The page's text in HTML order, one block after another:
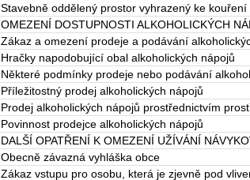
Stavebně oddělený prostor vyhrazený ke kouření
OMEZENÍ DOSTUPNOSTI ALKOHOLICKÝCH
Zákaz a omezení prodeje a podávání
Hračky napodobující obal alkoholických nápojů
Některé podmínky prodeje nebo podávání
Příležitostný prodej alkoholických nápojů
Prodej alkoholických nápojů prostřednictvím
Povinnost prodejce alkoholických nápojů
DALŠÍ OPATŘENÍ K OMEZENÍ UŽÍVÁNÍ
Obecně závazná vyhláška obce
Zákaz vstupu pro osobu, která je zjevně pod